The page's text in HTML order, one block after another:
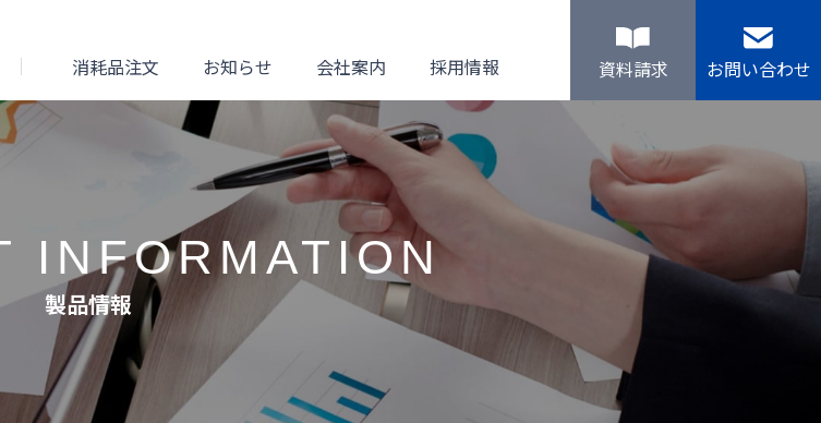
消耗品注文 お知らせ 会社案内 採用情報 資料請求 お問い合わせ
INFORMATION
製品情報